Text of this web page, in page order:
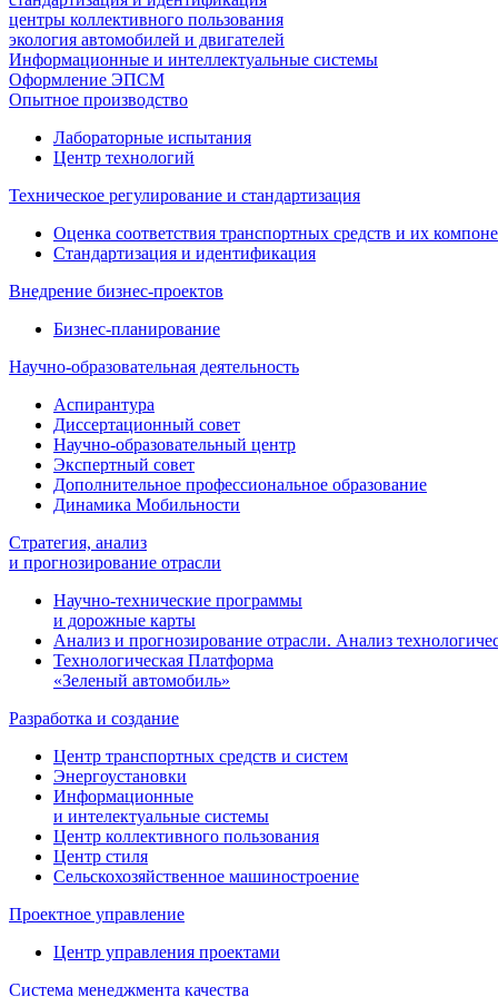
центры коллективного пользования
экология автомобилей и двигателей
Информационные и интеллектуальные системы
Оформление ЭПСМ
Опытное производство
Лабораторные испытания
Центр технологий
Техническое регулирование и стандартизация
Оценка соответствия транспортных средств и их
Стандартизация и идентификация
Внедрение бизнес-проектов
Бизнес-планирование
Научно-образовательная деятельность
Аспирантура
Диссертационный совет
Научно-образовательный центр
Экспертный совет
Дополнительное профессиональное образование
Динамика Мобильности
Стратегия, анализ
и прогнозирование отрасли
Научно-технические программы
и дорожные карты
Анализ и прогнозирование отрасли. Анализ
Технологическая Платформа
«Зеленый автомобиль»
Разработка и создание
Центр транспортных средств и систем
Энергоустановки
Информационные
и интелектуальные системы
Центр коллективного пользования
Центр стиля
Сельскохозяйственное машиностроение
Проектное управление
Центр управления проектами
Система менеджмента качества